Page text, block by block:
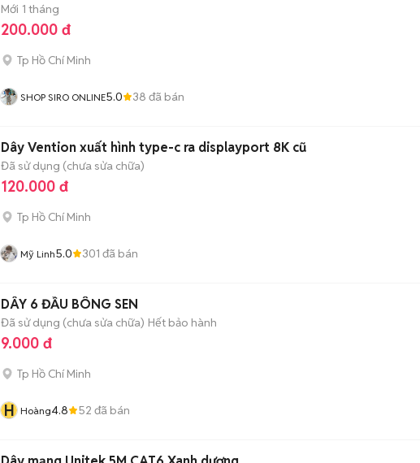
Mới 1 tháng
200.000 đ
Tp Hồ Chí Minh
SHOP SIRO ONLINE5.0 38 đã bán
Dây Vention xuất hình type-c ra displayport 8K cũ
Đã sử dụng (chưa sửa chữa)
120.000 đ
Tp Hồ Chí Minh
Mỹ Linh5.0 301 đã bán
DÂY 6 ĐẦU BÔNG SEN
Đã sử dụng (chưa sửa chữa) Hết bảo hành
9.000 đ
Tp Hồ Chí Minh
H Hoàng4.8 52 đã bán